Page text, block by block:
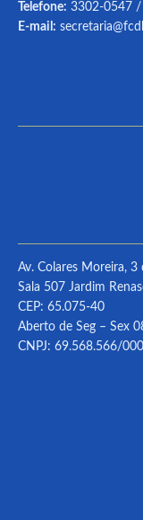
Telefone: 3302-0547 /
E-mail:
Av. Colares Moreira, 3
Sala 507 Jardim
CEP: 65.075-40
Aberto de Seg – Sex
CNPJ: 69.568.566/